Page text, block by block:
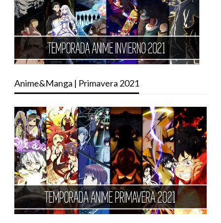
Anime&Manga | Primavera 2021